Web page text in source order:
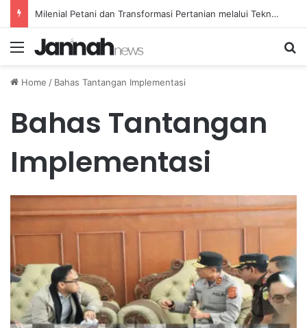
Milenial Petani dan Transformasi Pertanian melalui Teknologi Digital
Menu
Home / Bahas Tantangan Implementasi
Bahas Tantangan
Implementasi